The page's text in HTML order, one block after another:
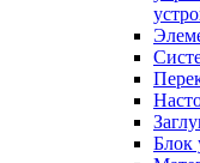
Блок